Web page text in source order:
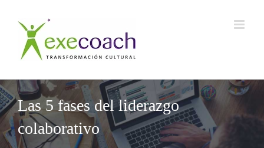
contenido
Las 5 fases del liderazgo
colaborativo